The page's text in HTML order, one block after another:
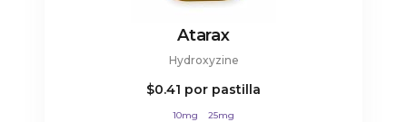
Atarax
Hydroxyzine
$0.41 por pastilla
10mg 25mg